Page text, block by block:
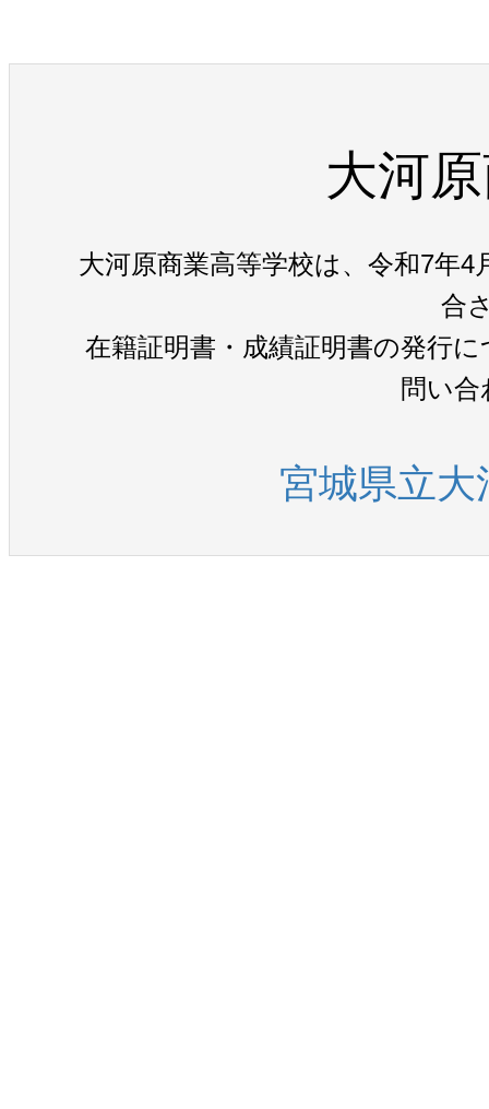
大河
大河原商業高等学校は、令和7年
合
在籍証明書・成績証明書の発行
問い
宮城県立